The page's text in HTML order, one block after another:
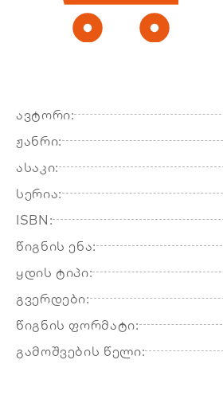
ავტორი:
ჟანრი:
ასაკი:
სერია:
ISBN:
წიგნის ენა:
ყდის ტიპი:
გვერდები:
წიგნის ფორმატი:
გამოშვების წელი: